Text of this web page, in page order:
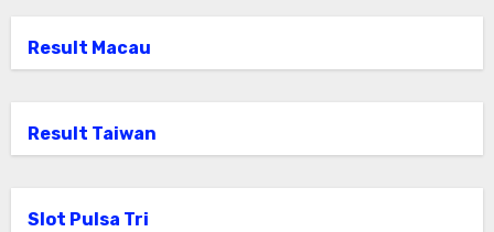
Result Macau
Result Taiwan
Slot Pulsa Tri